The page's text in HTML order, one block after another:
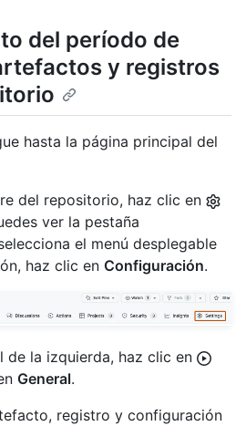
del período de
y registros
hasta la página principal del
del repositorio, haz clic en
ver la pestaña
el menú desplegable
haz clic en Configuración.
de la izquierda, haz clic en
General.
registro y configuración